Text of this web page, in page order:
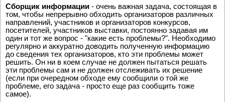
Сборщик информации - очень важная задача, состоящая в
том, чтобы непрерывно обходить организаторов различных
направлений, участников и организаторов конкурсов,
посетителей, участников выставки, постоянно задавая им
один и тот же вопрос - "какие есть проблемы?". Необходимо
регулярно и аккуратно доводить полученную информацию
до сведения тех организаторов, кто эти проблемы может
решить. Он ни в коем случае не должен пытаться решать
эти проблемы сам и не должен отслеживать их решение
(если при очередном обходе ему сообщили о той же
проблеме, его задача - просто еще раз сообщить тоже